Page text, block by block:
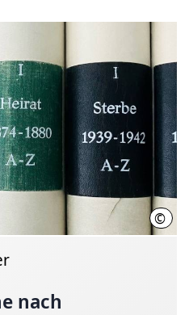
©
nach